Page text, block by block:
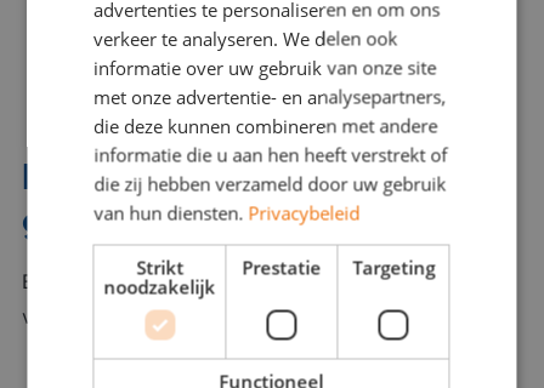
Interesse? Benno helpt je
graag verder!
Bel of mail Benno met al jouw vragen. Benno staat
voor je klaar en helpt je graag!
advertenties te personaliseren en om ons
verkeer te analyseren. We delen ook
informatie over uw gebruik van onze site
met onze advertentie- en analysepartners,
die deze kunnen combineren met andere
informatie die u aan hen heeft verstrekt of
die zij hebben verzameld door uw gebruik
van hun diensten. Privacybeleid
Strikt
noodzakelijk
Prestatie Targeting
Functioneel